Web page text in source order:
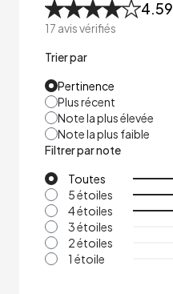
4.59
17 avis vérifiés
Trier par
Pertinence
Plus récent
Note la plus élevée
Note la plus faible
Filtrer par note
Toutes
5 étoiles
4 étoiles
3 étoiles
2 étoiles
1 étoile